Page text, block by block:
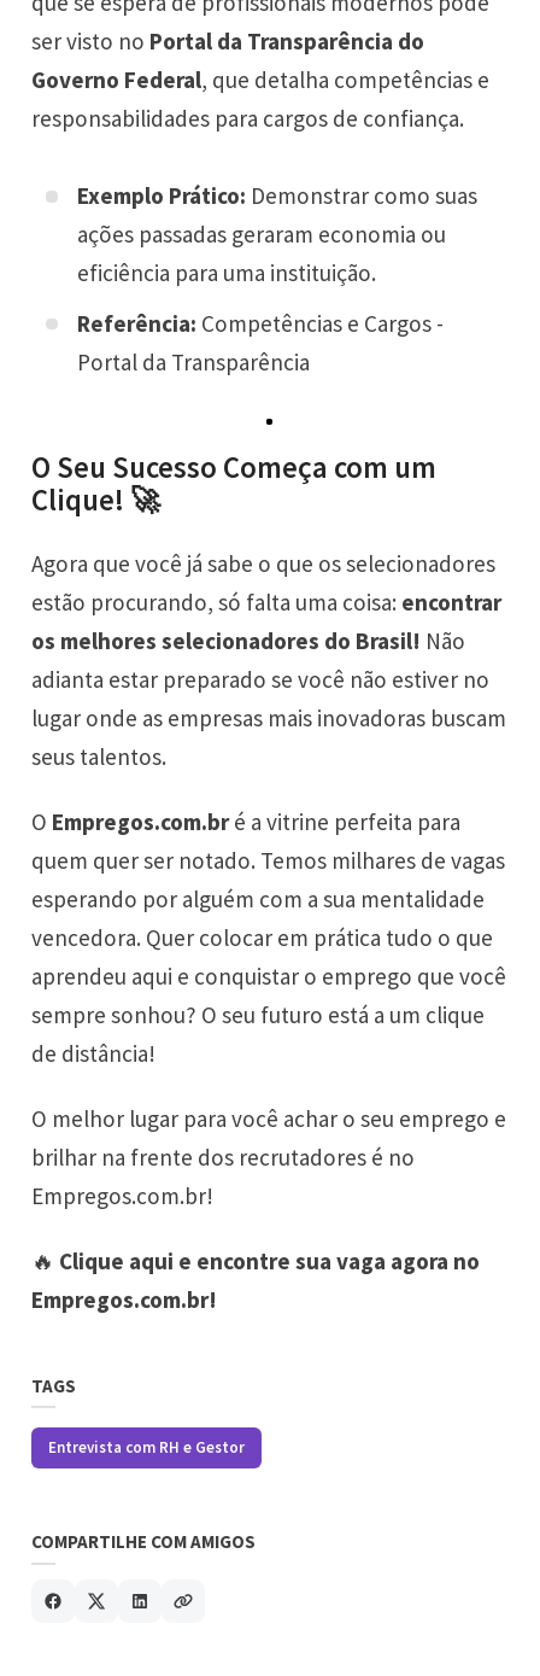
ser visto no Portal da Transparência do
Governo Federal, que detalha competências e
responsabilidades para cargos de confiança.
Exemplo Prático: Demonstrar como suas
ações passadas geraram economia ou
eficiência para uma instituição.
Referência: Competências e Cargos -
Portal da Transparência
O Seu Sucesso Começa com um
Clique! 🚀
Agora que você já sabe o que os selecionadores
estão procurando, só falta uma coisa: encontrar
os melhores selecionadores do Brasil! Não
adianta estar preparado se você não estiver no
lugar onde as empresas mais inovadoras buscam
seus talentos.
O Empregos.com.bré a vitrine perfeita para
quem quer ser notado. Temos milhares de vagas
esperando por alguém com a sua mentalidade
vencedora. Quer colocar em prática tudo o que
aprendeu aqui e conquistar o emprego que você
sempre sonhou? O seu futuro está a um clique
de distância!
O melhor lugar para você achar o seu emprego e
brilhar na frente dos recrutadores é no
Empregos.com.br!
🔥 Clique aqui e encontre sua vaga agora no
Empregos.com.br!
TAGS
Entrevista com RH e Gestor
COMPARTILHE COM AMIGOS